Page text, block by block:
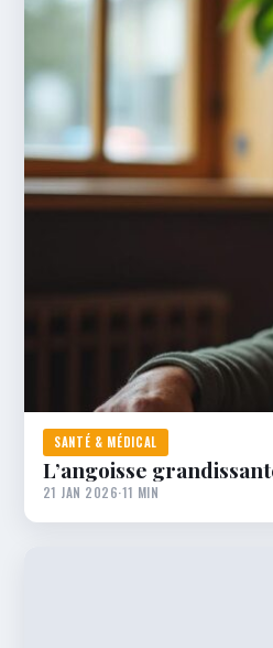
SANTÉ & MÉDICAL
L’angoisse
21 JAN 2026·11 MIN